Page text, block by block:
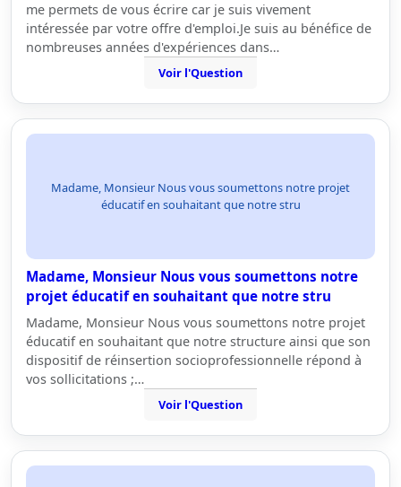
me permets de vous écrire car je suis vivement
intéressée par votre offre d'emploi.Je suis au bénéfice de
nombreuses années d'expériences dans…
Voir l'Question
Madame, Monsieur Nous vous soumettons notre projet
éducatif en souhaitant que notre stru
Madame, Monsieur Nous vous soumettons notre
projet éducatif en souhaitant que notre stru
Madame, Monsieur Nous vous soumettons notre projet
éducatif en souhaitant que notre structure ainsi que son
dispositif de réinsertion socioprofessionnelle répond à
vos sollicitations ;…
Voir l'Question